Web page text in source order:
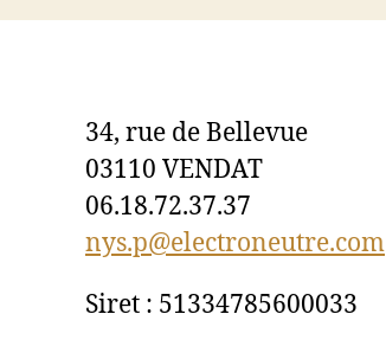
34, rue de Bellevue
03110 VENDAT
06.18.72.37.37
nys.p@electroneutre.com
Siret : 51334785600033